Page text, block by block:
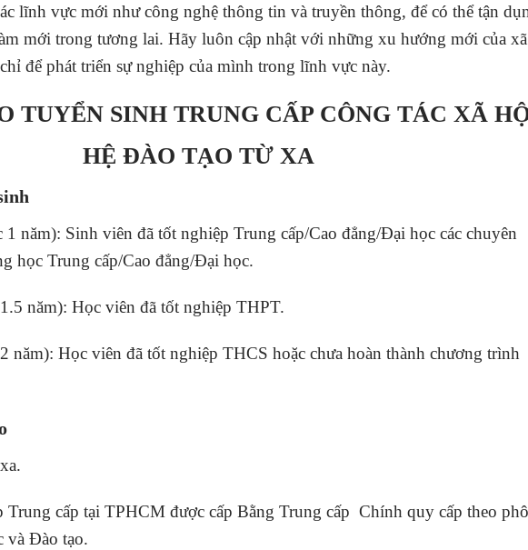
lĩnh vực mới như công nghệ thông tin và truyền thông, để có thể tận
mới trong tương lai. Hãy luôn cập nhật với những xu hướng mới của xã
để phát triển sự nghiệp của mình trong lĩnh vực này.
TUYỂN SINH TRUNG CẤP CÔNG TÁC XÃ
HỆ ĐÀO TẠO TỪ XA
năm): Sinh viên đã tốt nghiệp Trung cấp/Cao đẳng/Đại học các chuyên
học Trung cấp/Cao đẳng/Đại học.
năm): Học viên đã tốt nghiệp THPT.
năm): Học viên đã tốt nghiệp THCS hoặc chưa hoàn thành chương trình
Trung cấp tại TPHCM được cấp Bằng Trung cấp Chính quy cấp theo
và Đào tạo.